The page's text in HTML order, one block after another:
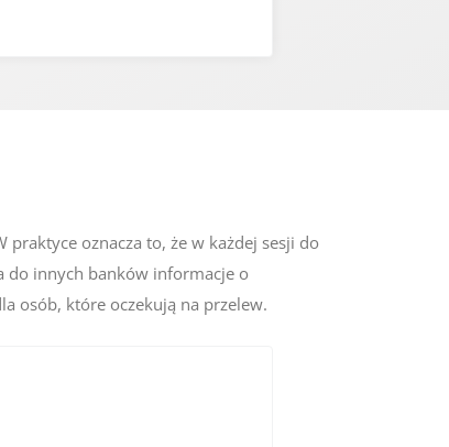
oznacza to, że w każdej sesji do
do innych banków informacje o
osób, które oczekują na przelew.